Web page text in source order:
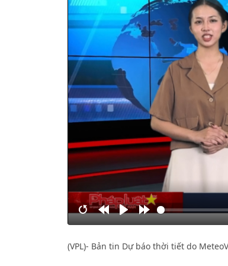
RestartRewindPlay Forward
(VPL)- Bản tin Dự báo thời tiết do